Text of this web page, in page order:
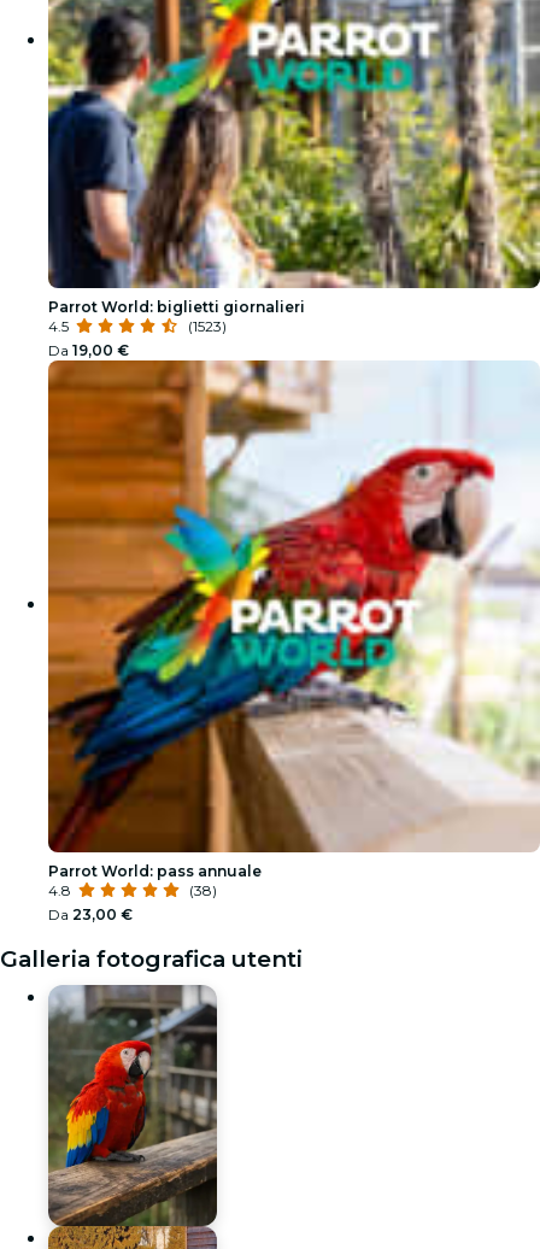
Parrot World: biglietti giornalieri
4.5
(1523)
Da 19,00 €
Parrot World: pass annuale
4.8
(38)
Da 23,00 €
Galleria fotografica utenti